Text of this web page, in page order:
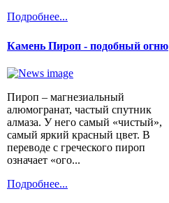
Подробнее...
Камень Пироп - подобный огню
Пироп – магнезиальный
алюмогранат, частый спутник
алмаза. У него самый «чистый»,
самый яркий красный цвет. В
переводе с греческого пироп
означает «ого...
Подробнее...